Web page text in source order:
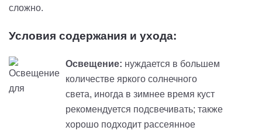
сложно.
Условия содержания и ухода:
Освещение: нуждается в большем
количестве яркого солнечного
света, иногда в зимнее время куст
рекомендуется подсвечивать; также
хорошо подходит рассеянное